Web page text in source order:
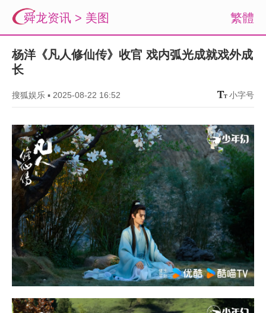
繁體
舜龙资讯 > 美图
杨洋《凡人修仙传》收官 戏内弧光成就戏外成
长
搜狐娱乐 ▪ 2025-08-22 16:52 小字号